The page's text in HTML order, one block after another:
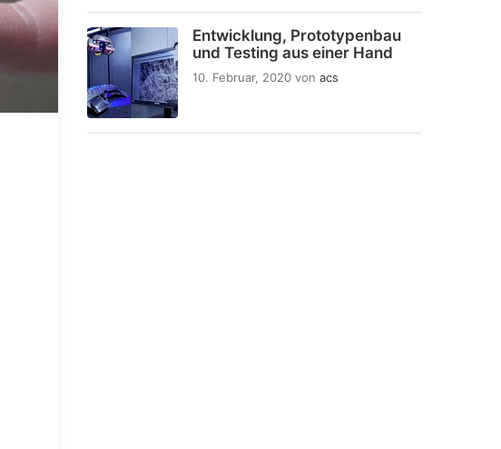
Entwicklung, Prototypenbau
und Testing aus einer Hand
10. Februar, 2020 von acs